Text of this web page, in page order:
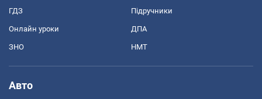
ГДЗ Підручники
Онлайн уроки ДПА
ЗНО НМТ
Авто